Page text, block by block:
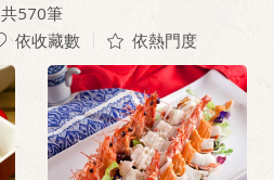
共570筆
依收藏數 依熱門度